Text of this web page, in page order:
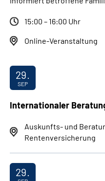
15:00 – 16:00 Uhr
Online-Veranstaltung
Internationaler
Auskunfts- und
Rentenversicherung
29.
SEP
29.